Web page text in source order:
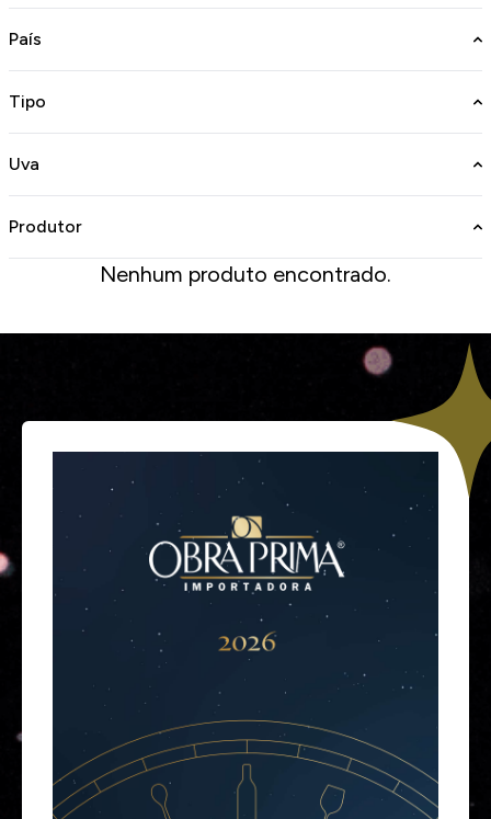
País
Tipo
Uva
Produtor
Nenhum produto encontrado.